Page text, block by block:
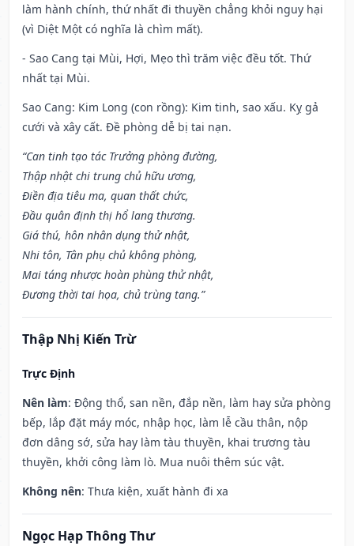
làm hành chính, thứ nhất đi thuyền chẳng khỏi nguy hại
(vì Diệt Một có nghĩa là chìm mất).
- Sao Cang tại Mùi, Hợi, Mẹo thì trăm việc đều tốt. Thứ
nhất tại Mùi.
Sao Cang: Kim Long (con rồng): Kim tinh, sao xấu. Kỵ gả
cưới và xây cất. Đề phòng dễ bị tai nạn.
“Can tinh tạo tác Trưởng phòng đường,
Thập nhật chi trung chủ hữu ương,
Điền địa tiêu ma, quan thất chức,
Đầu quân định thị hổ lang thương.
Giá thú, hôn nhân dụng thử nhật,
Nhi tôn, Tân phụ chủ không phòng,
Mai táng nhược hoàn phùng thử nhật,
Đương thời tai họa, chủ trùng tang.”
Thập Nhị Kiến Trừ
Trực Định
Nên làm: Động thổ, san nền, đắp nền, làm hay sửa phòng
bếp, lắp đặt máy móc, nhập học, làm lễ cầu thân, nộp
đơn dâng sớ, sửa hay làm tàu thuyền, khai trương tàu
thuyền, khởi công làm lò. Mua nuôi thêm súc vật.
Không nên: Thưa kiện, xuất hành đi xa
Ngọc Hạp Thông Thư